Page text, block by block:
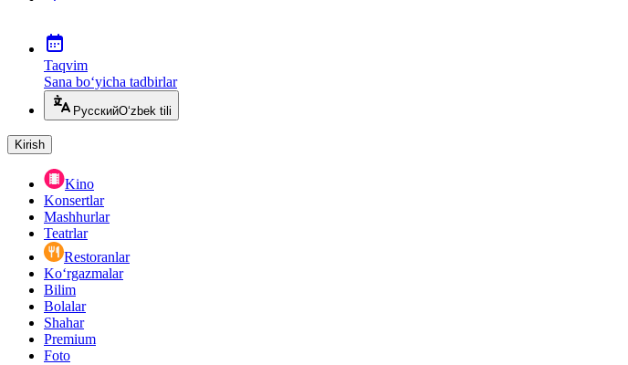
Taqvim
Sana bo‘yicha tadbirlar
РусскийO‘zbek tili
Kirish
Kino
Konsertlar
Mashhurlar
Teatrlar
Restoranlar
Ko‘rgazmalar
Bilim
Bolalar
Shahar
Premium
Foto